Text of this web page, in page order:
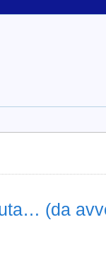
(da